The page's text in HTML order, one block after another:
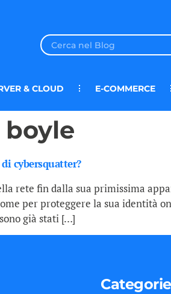
& CLOUD E-COMMERCE
boyle
cybersquatter?
rete fin dalla sua primissima
per proteggere la sua identità
già stati […]
Categorie